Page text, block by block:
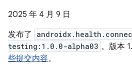
2025 年 4 月 9 日
发布了
testing:1.0.0-alpha03 。版本
些提交内容。